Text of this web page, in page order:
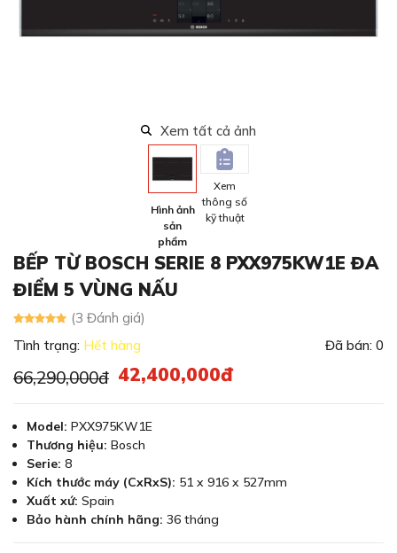
Xem tất cả ảnh
Hình ảnh
sản
phẩm
Xem
thông số
kỹ thuật
BẾP TỪ BOSCH SERIE 8 PXX975KW1E ĐA
ĐIỂM 5 VÙNG NẤU
(3 Đánh giá)
Tình trạng: Hết hàng Đã bán: 0
66,290,000đ 42,400,000đ
Model: PXX975KW1E
Thương hiệu: Bosch
Serie: 8
Kích thước máy (CxRxS): 51 x 916 x 527mm
Xuất xứ: Spain
Bảo hành chính hãng: 36 tháng